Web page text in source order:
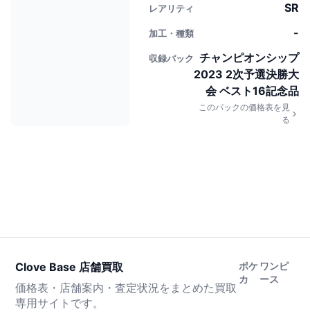
レアリティ SR
加工・種類 -
収録パック
チャンピオンシップ
2023 2次予選決勝大
会 ベスト16記念品
このパックの価格表を見
る
Clove Base 店舗買取
価格表・店舗案内・査定状況をまとめた買取
専用サイトです。
ポケ
カ
ワンピ
ース